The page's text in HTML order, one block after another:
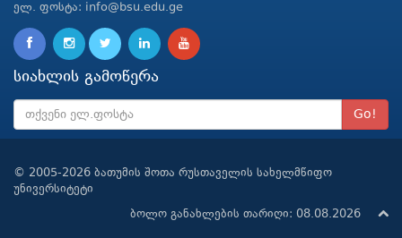
ელ. ფოსტა: info@bsu.edu.ge
სიახლის გამოწერა
Go!
© 2005-2026 ბათუმის შოთა რუსთაველის სახელმწიფო
უნივერსიტეტი
ბოლო განახლების თარიღი: 08.08.2026